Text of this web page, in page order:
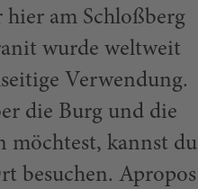
hier am Schloßberg
wurde weltweit
Verwendung.
die Burg und die
möchtest, kannst du
besuchen. Apropos